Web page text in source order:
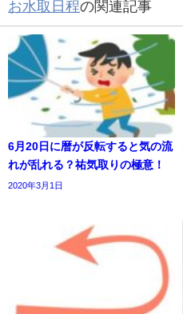
お水取日程の関連記事
6月20日に暦が反転すると気の流
れが乱れる？祐気取りの極意！
2020年3月1日